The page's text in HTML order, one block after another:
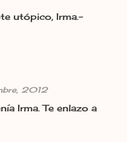
utópico, Irma.-
2012
Irma. Te enlazo a